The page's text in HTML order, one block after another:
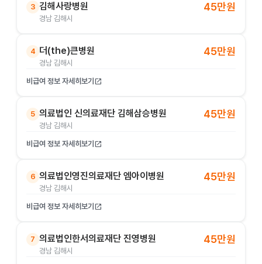
3 김해사랑병원
경남 김해시
45만원
4 더(the)큰병원
경남 김해시
45만원
비급여 정보 자세히보기 open_in_new
5 의료법인 신의료재단 김해삼승병원
경남 김해시
45만원
비급여 정보 자세히보기 open_in_new
6 의료법인영진의료재단 엠아이병원
경남 김해시
45만원
비급여 정보 자세히보기 open_in_new
7 의료법인한서의료재단 진영병원
경남 김해시
45만원